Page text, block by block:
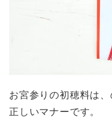
お宮参りの初穂料は
正しいマナーです。